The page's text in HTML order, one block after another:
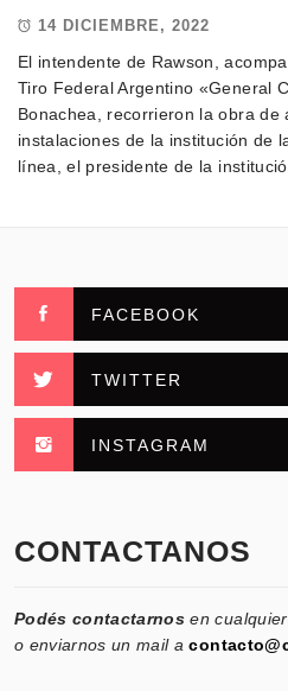
14 DICIEMBRE, 2022
El intendente de Rawson,
Tiro Federal Argentino «General
Bonachea, recorrieron la obra de
instalaciones de la institución de
línea, el presidente de la
FACEBOOK
TWITTER
INSTAGRAM
CONTACTANOS
Podés contactarnos en
o enviarnos un mail a